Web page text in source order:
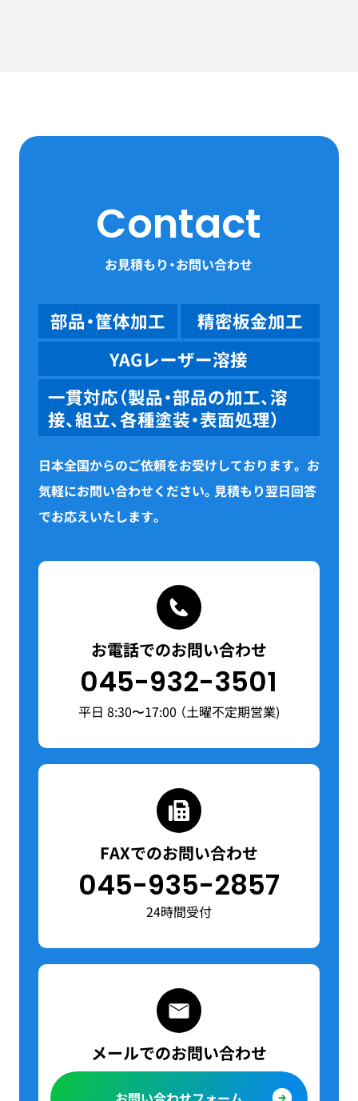
Contact
お見積もり・お問い合わせ
部品・筐体加工
精密板金加工
YAGレーザー溶接
一貫対応（製品・部品の加工、溶
接、組立、各種塗装・表面処理）
日本全国からのご依頼をお受けしております。 お
気軽にお問い合わせください。見積もり翌日回答
でお応えいたします。
お電話でのお問い合わせ
045-932-3501
平日 8:30〜17:00 （土曜不定期営業)
FAXでのお問い合わせ
045-935-2857
24時間受付
メールでのお問い合わせ